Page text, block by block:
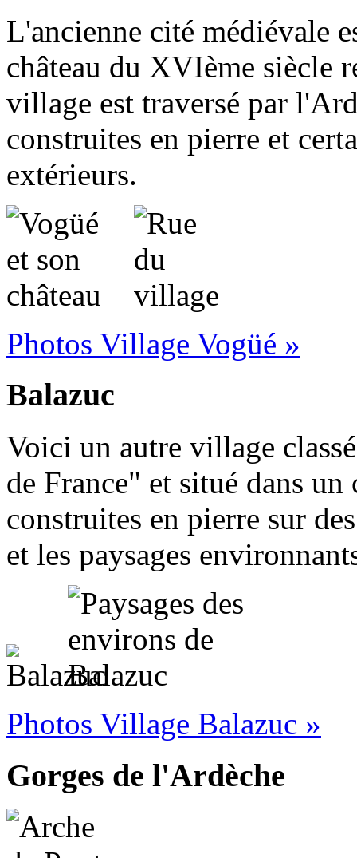
L'ancienne cité médiévale
château du XVIème siècle
village est traversé par
construites en pierre et
extérieurs.
Photos Village Vogüé »
Balazuc
Voici un autre village
de France" et situé dans un
construites en pierre sur
et les paysages
Photos Village Balazuc »
Gorges de l'Ardèche